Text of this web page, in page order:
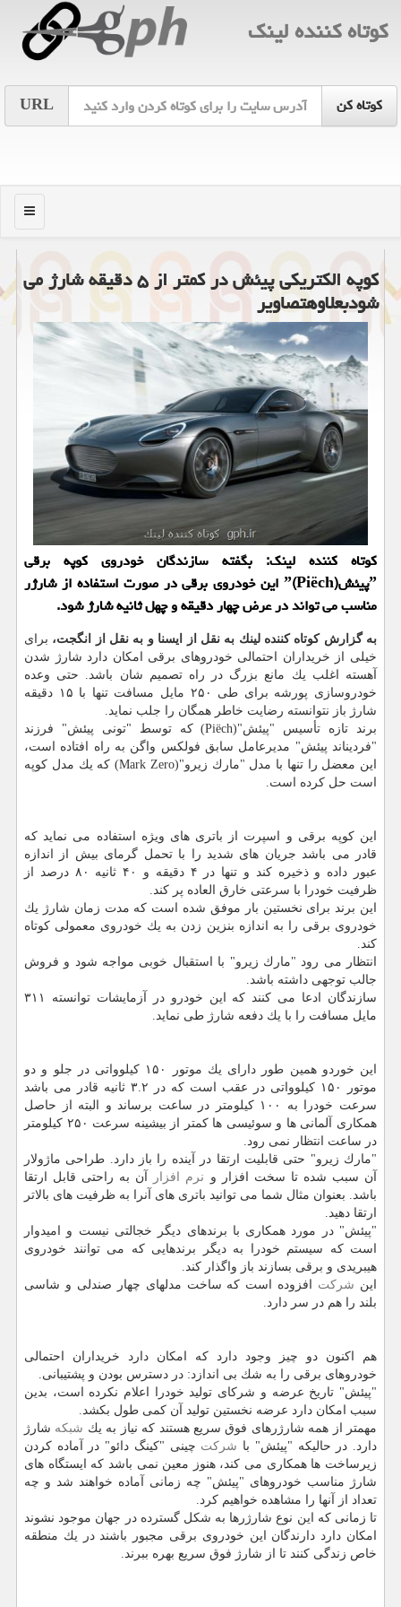
كوتاه كننده لینك
URL
منو
كوپه الكتریكی پیئش در كمتر از ۵ دقیقه شارژ می
شودبعلاوهتصاویر
كوتاه كننده لینك: بگفته سازندگان خودروی كوپه برقی
ˮپیئشˮ(Piëch) این خودروی برقی در صورت استفاده از شارژر
مناسب می تواند در عرض چهار دقیقه و چهل ثانیه شارژ شود.
به گزارش كوتاه كننده لینك به نقل از ایسنا و به نقل از انگجت، برای
خیلی از خریداران احتمالی خودروهای برقی امكان دارد شارژ شدن
آهسته اغلب یك مانع بزرگ در راه تصمیم شان باشد. حتی وعده
خودروسازی پورشه برای طی ۲۵۰ مایل مسافت تنها با ۱۵ دقیقه
شارژ باز نتوانسته رضایت خاطر همگان را جلب نماید.
برند تازه تأسیس "پیئش"(Piëch) كه توسط "تونی پیئش" فرزند
"فردیناند پیئش" مدیرعامل سابق فولكس واگن به راه افتاده است،
این معضل را تنها با مدل "مارك زیرو"(Mark Zero) كه یك مدل كوپه
است حل كرده است.
این كوپه برقی و اسپرت از باتری های ویژه استفاده می نماید كه
قادر می باشد جریان های شدید را با تحمل گرمای بیش از اندازه
عبور داده و ذخیره كند و تنها در ۴ دقیقه و ۴۰ ثانیه ۸۰ درصد از
ظرفیت خودرا با سرعتی خارق العاده پر كند.
این برند برای نخستین بار موفق شده است كه مدت زمان شارژ یك
خودروی برقی را به اندازه بنزین زدن به یك خودروی معمولی كوتاه
كند.
انتظار می رود "مارك زیرو" با استقبال خوبی مواجه شود و فروش
جالب توجهی داشته باشد.
سازندگان ادعا می كنند كه این خودرو در آزمایشات توانسته ۳۱۱
مایل مسافت را با یك دفعه شارژ طی نماید.
این خوردو همین طور دارای یك موتور ۱۵۰ كیلوواتی در جلو و دو
موتور ۱۵۰ كیلوواتی در عقب است كه در ۳.۲ ثانیه قادر می باشد
سرعت خودرا به ۱۰۰ كیلومتر در ساعت برساند و البته از حاصل
همكاری آلمانی ها و سوئیسی ها كمتر از بیشینه سرعت ۲۵۰ كیلومتر
در ساعت انتظار نمی رود.
"مارك زیرو" حتی قابلیت ارتقا در آینده را باز دارد. طراحی ماژولار
آن سبب شده تا سخت افزار و نرم افزار
آن به راحتی قابل ارتقا
باشد. بعنوان مثال شما می توانید باتری های آنرا به ظرفیت های بالاتر
ارتقا دهید.
"پیئش" در مورد همكاری با برندهای دیگر خجالتی نیست و امیدوار
است كه سیستم خودرا به دیگر برندهایی كه می توانند خودروی
هیبریدی و برقی بسازند باز واگذار كند.
این شركت افزوده است كه ساخت مدلهای چهار صندلی و شاسی
بلند را هم در سر دارد.
هم اكنون دو چیز وجود دارد كه امكان دارد خریداران احتمالی
خودروهای برقی را به شك بی اندازد: در دسترس بودن و پشتیبانی.
"پیئش" تاریخ عرضه و شركای تولید خودرا اعلام نكرده است، بدین
سبب امكان دارد عرضه نخستین تولید آن كمی طول بكشد.
مهمتر از همه شارژرهای فوق سریع هستند كه نیاز به یك شبكه شارژ
دارد. در حالیكه "پیئش" با شركت چینی "كینگ دائو" در آماده كردن
زیرساخت ها همكاری می كند، هنوز معین نمی باشد كه ایستگاه های
شارژ مناسب خودروهای "پیئش" چه زمانی آماده خواهند شد و چه
تعداد از آنها را مشاهده خواهیم كرد.
تا زمانی كه این نوع شارژرها به شكل گسترده در جهان موجود نشوند
امكان دارد دارندگان این خودروی برقی مجبور باشند در یك منطقه
خاص زندگی كنند تا از شارژ فوق سریع بهره ببرند.